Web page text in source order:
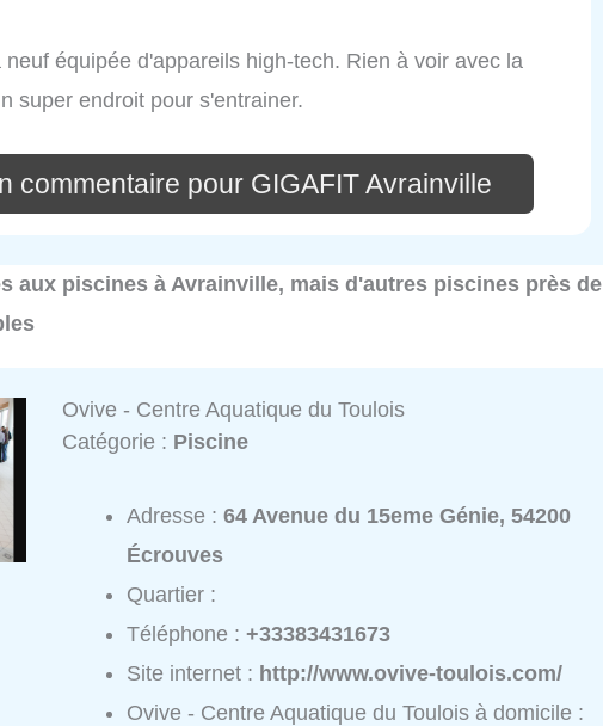
équipée d'appareils high-tech. Rien à voir avec la
super endroit pour s'entrainer.
commentaire pour GIGAFIT Avrainville
aux piscines à Avrainville, mais d'autres piscines près de
Ovive - Centre Aquatique du Toulois
Catégorie : Piscine
Adresse :64 Avenue du 15eme Génie, 54200
Écrouves
Quartier :
Téléphone :+33383431673
Site internet : http://www.ovive-toulois.com/
Ovive - Centre Aquatique du Toulois à domicile :